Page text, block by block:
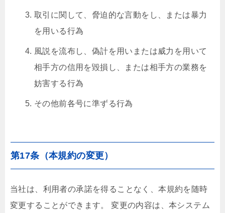
取引に関して、脅迫的な言動をし、または暴力
を用いる行為
風説を流布し、偽計を用いまたは威力を用いて
相手方の信用を毀損し、または相手方の業務を
妨害する行為
その他前各号に準ずる行為
第17条（本規約の変更）
当社は、利用者の承諾を得ることなく、本規約を随時
変更することができます。 変更の内容は、本システム